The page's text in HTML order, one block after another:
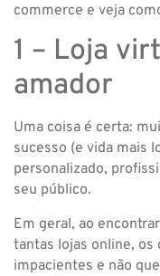
commerce e veja
1 – Loja
amador
Uma coisa é certa:
sucesso (e vida mais
personalizado,
seu público.
Em geral, ao
tantas lojas online, os
impacientes e não